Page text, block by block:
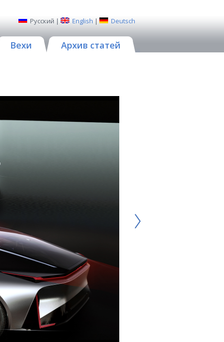
Русский | English | Deutsch
Вехи Архив статей